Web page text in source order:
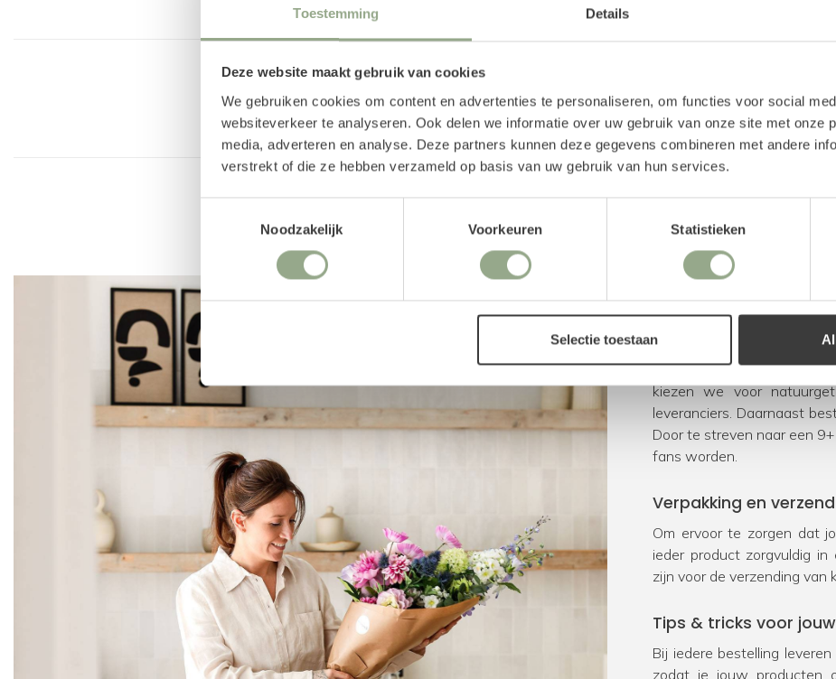
Toestemming Details
Deze website maakt gebruik van cookies
We gebruiken cookies om content en advertenties te personaliseren, om functies voor social
websiteverkeer te analyseren. Ook delen we informatie over uw gebruik van onze site met onze
media, adverteren en analyse. Deze partners kunnen deze gegevens combineren met andere
verstrekt of die ze hebben verzameld op basis van uw gebruik van hun services.
Noodzakelijk
Voorkeuren Statistieken
Selectie toestaanUitstekende
Bij FloraWorks worden we
kiezen we voor
leveranciers. Daarnaast
Door te streven naar een
fans worden.
Verpakking en
Om ervoor te zorgen dat
ieder product zorgvuldig
zijn voor de verzending van
Tips & tricks voor
Bij iedere bestelling
zodat je jouw producten